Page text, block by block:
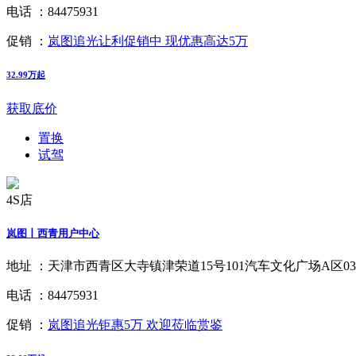
电话 ： 84475931
促销 ： 岚图追光让利促销中 现优惠高达5万
32.99万起
获取底价
置换
试驾
4S店
岚图丨西青用户中心
地址 ： 天津市西青区大寺镇津荣道15号101汽车文化广场A区
电话 ： 84475931
促销 ： 岚图追光钜惠5万 欢迎莅临赏鉴